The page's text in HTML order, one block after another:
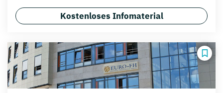
Kostenloses Infomaterial